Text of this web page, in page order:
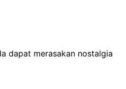
dapat merasakan nostalgia